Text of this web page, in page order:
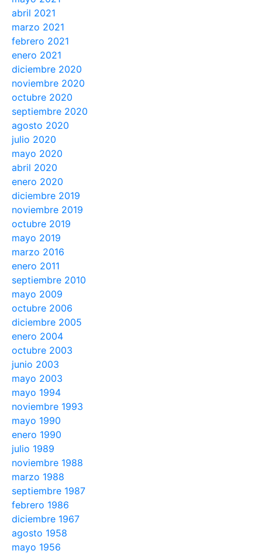
abril 2021
marzo 2021
febrero 2021
enero 2021
diciembre 2020
noviembre 2020
octubre 2020
septiembre 2020
agosto 2020
julio 2020
mayo 2020
abril 2020
enero 2020
diciembre 2019
noviembre 2019
octubre 2019
mayo 2019
marzo 2016
enero 2011
septiembre 2010
mayo 2009
octubre 2006
diciembre 2005
enero 2004
octubre 2003
junio 2003
mayo 2003
mayo 1994
noviembre 1993
mayo 1990
enero 1990
julio 1989
noviembre 1988
marzo 1988
septiembre 1987
febrero 1986
diciembre 1967
agosto 1958
mayo 1956